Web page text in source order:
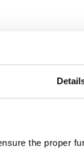
the proper